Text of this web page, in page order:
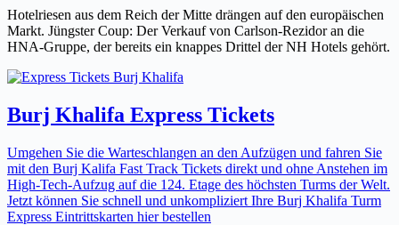
Hotelriesen aus dem Reich der Mitte drängen auf den europäischen
Markt. Jüngster Coup: Der Verkauf von Carlson-Rezidor an die
HNA-Gruppe, der bereits ein knappes Drittel der NH Hotels gehört.
Burj Khalifa Express Tickets
Umgehen Sie die Warteschlangen an den Aufzügen und fahren Sie
mit den Burj Kalifa Fast Track Tickets direkt und ohne Anstehen im
High-Tech-Aufzug auf die 124. Etage des höchsten Turms der Welt.
Jetzt können Sie schnell und unkompliziert Ihre Burj Khalifa Turm
Express Eintrittskarten hier bestellen